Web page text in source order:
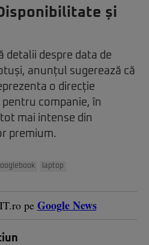
și
detalii despre data de
anunțul sugerează că
o direcție
companie, în
mai intense din
premium.
laptop
pe Google News